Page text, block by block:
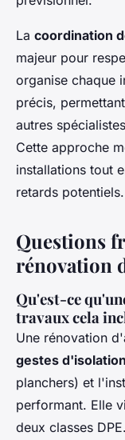
La coordination
majeur pour
organise chaque
précis,
autres
Cette approche
installations tout
retards potentiels.
Questions
rénovation
Qu'est-ce
travaux cela
Une rénovation
gestes d'isolation
planchers) et
performant. Elle
deux classes DPE.